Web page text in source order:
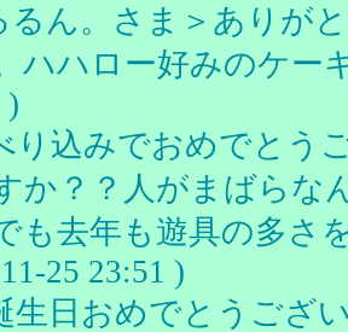
るん。さま＞ありが
ハハロー好みのケー
)
り込みでおめでとう
か？？人がまばらな
も去年も遊具の多さ
25 23:51 )
生日おめでとうござ